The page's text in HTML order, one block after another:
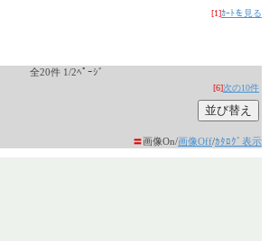
[1]ｶｰﾄを見る
全20件 1/2ﾍﾟｰｼﾞ
[6]次の10件
〓画像On/画像Off/ｶﾀﾛｸﾞ表示